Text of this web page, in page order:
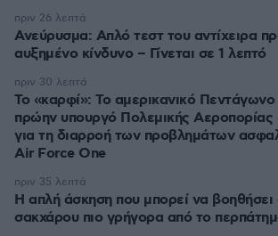
Ανεύρυσμα: Απλό τεστ του αντίχειρα
αυξημένο κίνδυνο – Γίνεται σε 1 λεπτό
πριν 26 λεπτά
Το «καρφί»: Το αμερικανικό Πεντάγωνο
πρώην υπουργό Πολεμικής
για τη διαρροή των προβλημάτων
Air Force One
πριν 30 λεπτά
Η απλή άσκηση που μπορεί να βοηθήσει
σακχάρου πιο γρήγορα από το
πριν 35 λεπτά